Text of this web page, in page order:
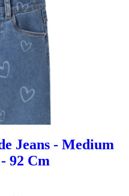
Jeans - Medium
92 Cm